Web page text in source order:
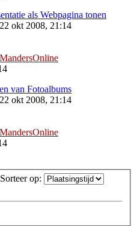
als Webpagina tonen
okt 2008, 21:14
MandersOnline
van Fotoalbums
okt 2008, 21:14
MandersOnline
Sorteer op: